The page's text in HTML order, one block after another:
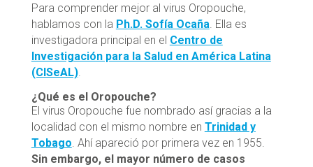
Para comprender mejor al virus Oropouche,
hablamos con la Ph.D. Sofía Ocaña. Ella es
investigadora principal en el Centro de
Investigación para la Salud en América Latina
(CISeAL).
¿Qué es el Oropouche?
El virus Oropouche fue nombrado así gracias a la
localidad con el mismo nombre en Trinidad y
Tobago. Ahí apareció por primera vez en 1955.
Sin embargo, el mayor número de casos